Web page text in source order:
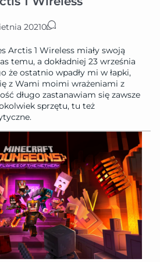
20210
Arctis 1 Wireless miały swoją
temu, a dokładniej 23 września
że ostatnio wpadły mi w łapki,
z Wami moimi wrażeniami z
długo zastanawiam się zawsze
sprzętu, tu też